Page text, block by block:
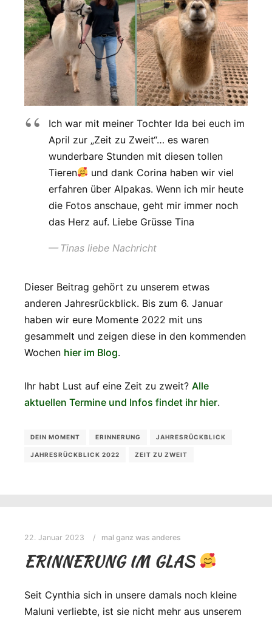
Ich war mit meiner Tochter Ida bei euch im
April zur „Zeit zu Zweit“… es waren
wunderbare Stunden mit diesen tollen
Tieren
und dank Corina haben wir viel
erfahren über Alpakas. Wenn ich mir heute
die Fotos anschaue, geht mir immer noch
das Herz auf. Liebe Grüsse Tina
Tinas liebe Nachricht
Dieser Beitrag gehört zu unserem etwas
anderen Jahresrückblick. Bis zum 6. Januar
haben wir eure Momente 2022 mit uns
gesammelt und zeigen diese in den kommenden
Wochen hier im Blog.
Ihr habt Lust auf eine Zeit zu zweit? Alle
aktuellen Termine und Infos findet ihr hier.
DEIN MOMENT ERINNERUNG JAHRESRÜCKBLICK
JAHRESRÜCKBLICK 2022 ZEIT ZU ZWEIT
22. Januar 2023 mal ganz was anderes
ERINNERUNG IM GLAS
Seit Cynthia sich in unsere damals noch kleine
Maluni verliebte, ist sie nicht mehr aus unserem